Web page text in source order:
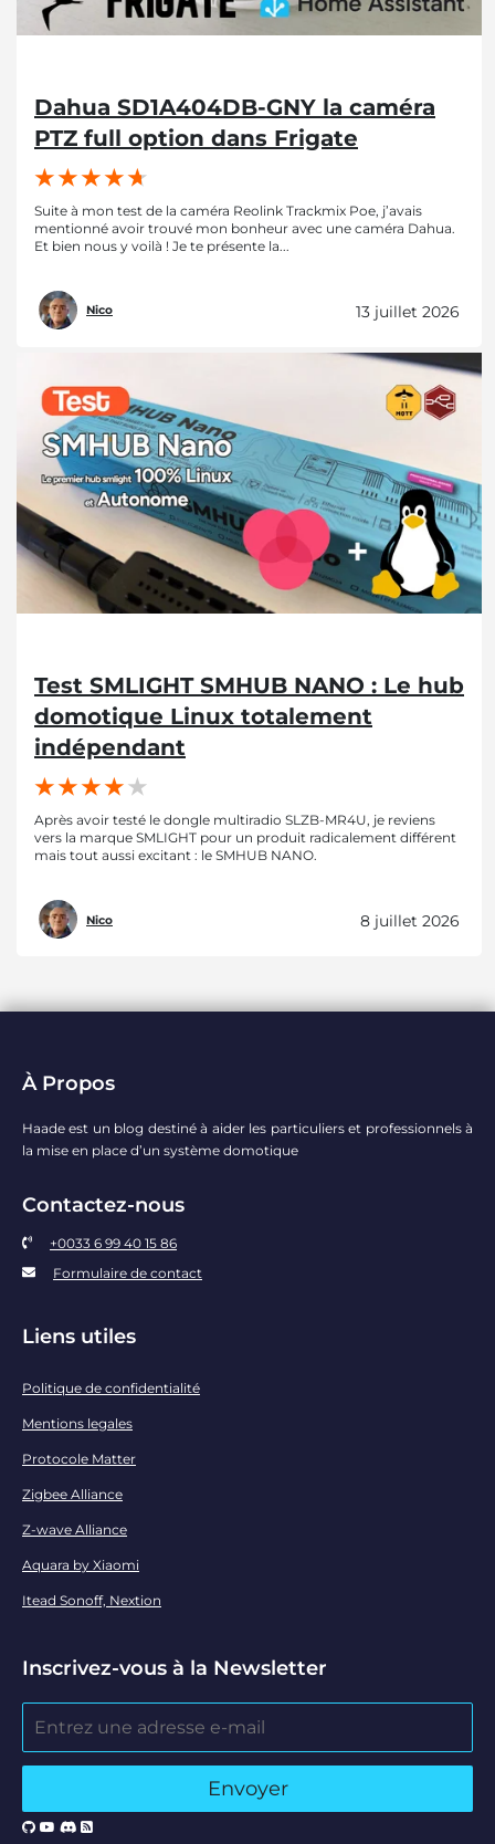
Dahua SD1A404DB-GNY la caméra
PTZ full option dans Frigate
Suite à mon test de la caméra Reolink Trackmix Poe, j’avais
mentionné avoir trouvé mon bonheur avec une caméra Dahua.
Et bien nous y voilà ! Je te présente la...
Nico 13 juillet 2026
Test SMLIGHT SMHUB NANO : Le hub
domotique Linux totalement
indépendant
Après avoir testé le dongle multiradio SLZB-MR4U, je reviens
vers la marque SMLIGHT pour un produit radicalement différent
mais tout aussi excitant : le SMHUB NANO.
Nico 8 juillet 2026
À Propos
Haade est un blog destiné à aider les particuliers et professionnels à
la mise en place d’un système domotique
Contactez-nous
+0033 6 99 40 15 86
Formulaire de contact
Liens utiles
Politique de confidentialité
Mentions legales
Protocole Matter
Zigbee Alliance
Z-wave Alliance
Aquara by Xiaomi
Itead Sonoff, Nextion
Inscrivez-vous à la Newsletter